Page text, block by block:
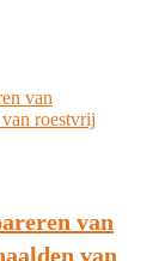
van
van